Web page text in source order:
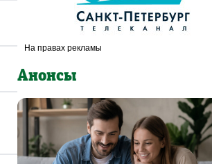
Анонсы